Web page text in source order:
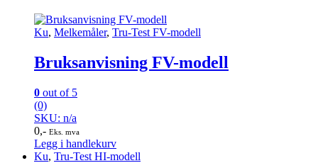
Ku, Melkemåler, Tru-Test FV-modell
Bruksanvisning FV-modell
0 out of 5
(0)
SKU: n/a
0,- Eks. mva
Legg i handlekurv
Ku, Tru-Test HI-modell